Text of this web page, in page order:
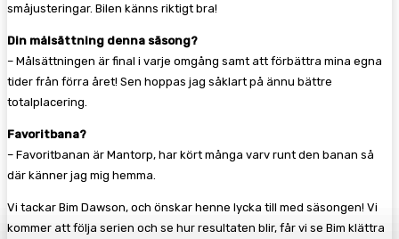
småjusteringar. Bilen känns riktigt bra!
Din målsättning denna säsong?
– Målsättningen är final i varje omgång samt att förbättra mina egna
tider från förra året! Sen hoppas jag såklart på ännu bättre
totalplacering.
Favoritbana?
– Favoritbanan är Mantorp, har kört många varv runt den banan så
där känner jag mig hemma.
Vi tackar Bim Dawson, och önskar henne lycka till med säsongen! Vi
kommer att följa serien och se hur resultaten blir, får vi se Bim klättra